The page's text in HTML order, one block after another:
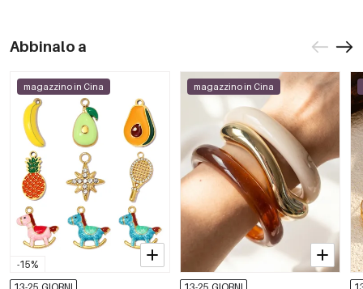
Abbinalo a
-15%
magazzino in Cina magazzino in Cina